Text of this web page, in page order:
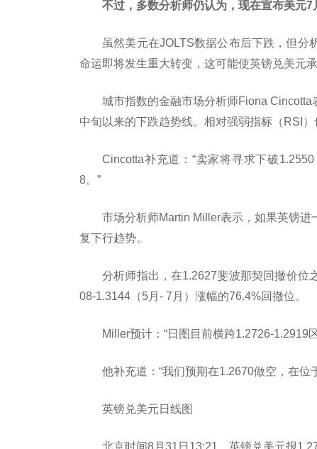
不过，多数分析师仍认为，现在宣布美元7
虽然美元在JOLTS数据公布后下跌，但分
命运即将发生重大转变，这可能使英镑兑美元承
城市指数的金融市场分析师Fiona Cincotta
中旬以来的下跌趋势线。相对强弱指标（RSI
Cincotta补充道：“卖家将寻求下破
8。”
市场分析师Martin Miller表示，如果英镑
复下行趋势。
分析师指出，在1.2627斐波那契回撤价位
08-1.3144（5月- 7月）涨幅的76.4%回撤位。
Miller预计：“日图目前横跨1.2726-1.2919
他补充道：“我们预期在1.2670做空，在位
英镑兑美元日线图
北京时间8月31日13:21，英镑兑美元报